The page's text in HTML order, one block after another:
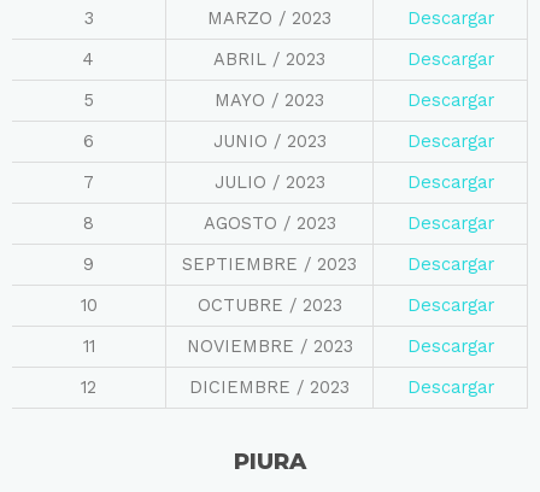
3
MARZO / 2023
Descargar
4
ABRIL / 2023
Descargar
5
MAYO / 2023
Descargar
6
JUNIO / 2023
Descargar
7
JULIO / 2023
Descargar
8
AGOSTO / 2023
Descargar
9
SEPTIEMBRE / 2023
Descargar
10
OCTUBRE / 2023
Descargar
11
NOVIEMBRE / 2023
Descargar
12
DICIEMBRE / 2023 Descargar
PIURA